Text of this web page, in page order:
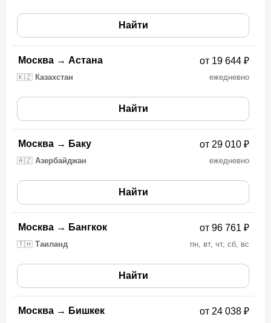
Найти
Москва → Астана
🇰🇿 Казахстан ежедневно
от 19 644 ₽
Найти
Москва → Баку
🇦🇿 Азербайджан ежедневно
от 29 010 ₽
Найти
Москва → Бангкок
🇹🇭 Таиланд пн, вт, чт, сб, вс
от 96 761 ₽
Найти
Москва → Бишкек от 24 038 ₽